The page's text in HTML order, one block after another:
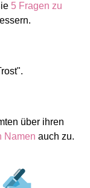
5 Fragen zu
über ihren
Namen auch zu.